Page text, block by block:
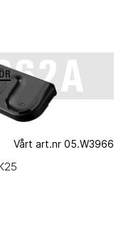
Vårt art.nr 05.W3966